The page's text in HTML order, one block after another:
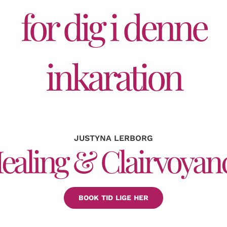
for dig i denne
inkaration
JUSTYNA LERBORG
&
BOOK TID LIGE HER